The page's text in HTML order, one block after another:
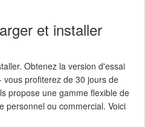
et installer
Obtenez la version d'essai
profiterez de 30 jours de
propose une gamme flexible de
personnel ou commercial. Voici